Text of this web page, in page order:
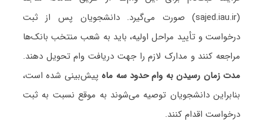
(sajed.iau.ir) صورت می‌گیرد. دانشجویان پس از ثبت
درخواست و تأیید مراحل اولیه، باید به شعب منتخب بانک‌ها
مراجعه کنند و مدارک لازم را جهت دریافت وام تحویل دهند.
مدت زمان رسیدن به وام حدود سه ماهپیش‌بینی شده است،
بنابراین دانشجویان توصیه می‌شوند به موقع نسبت به ثبت
درخواست اقدام کنند.